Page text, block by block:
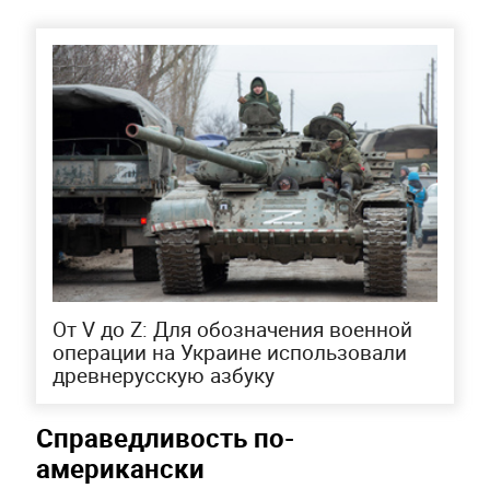
От V до Z: Для обозначения военной
операции на Украине использовали
древнерусскую азбуку
Справедливость по-
американски